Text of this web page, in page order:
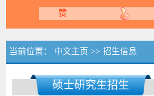
赞
当前位置： 中文主页 >> 招生信息
硕士研究生招生